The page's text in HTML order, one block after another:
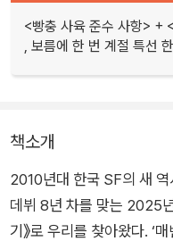
<빵충 사육 준수 사항> +
, 보름에 한 번 계절 특선
책소개
2010년대 한국 SF의 새 역
데뷔 8년 차를 맞는 2025
기》로 우리를 찾아왔다. ‘